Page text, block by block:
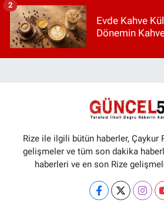
Evde Kahve
Dönemin
2
Rize ile ilgili bütün haberler,
gelişmeler ve tüm son dakika
haberleri ve en son Rize